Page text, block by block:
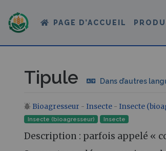
PAGE D’ACCUEIL
Tipule Dans d’autres
Aller à :navigation,rechercher
Bioagresseur - Insecte - Insecte
Insecte (bioagresseur) Insecte‎
Description : parfois appelé «